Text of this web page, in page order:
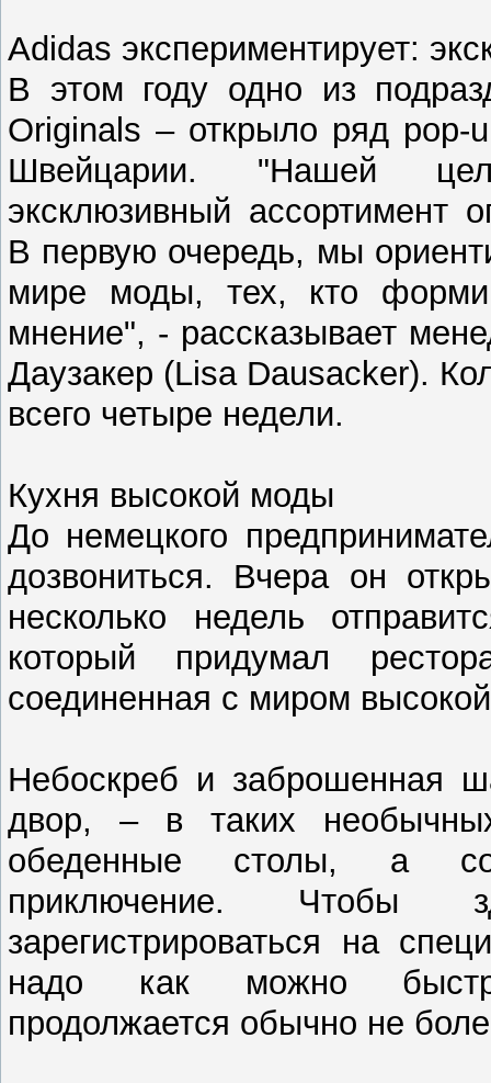
Adidas экспериментирует:
В этом году одно из
Originals – открыло ряд pop-
Швейцарии. "Нашей
эксклюзивный ассортимент
В первую очередь, мы
мире моды, тех, кто
мнение", - рассказывает
Даузакер (Lisa Dausacker).
всего четыре недели.
Кухня высокой моды
До немецкого
дозвониться. Вчера он
несколько недель
который придумал
соединенная с миром
Небоскреб и заброшенная
двор, – в таких
обеденные столы, а
приключение. Чтобы
зарегистрироваться на
надо как можно
продолжается обычно не